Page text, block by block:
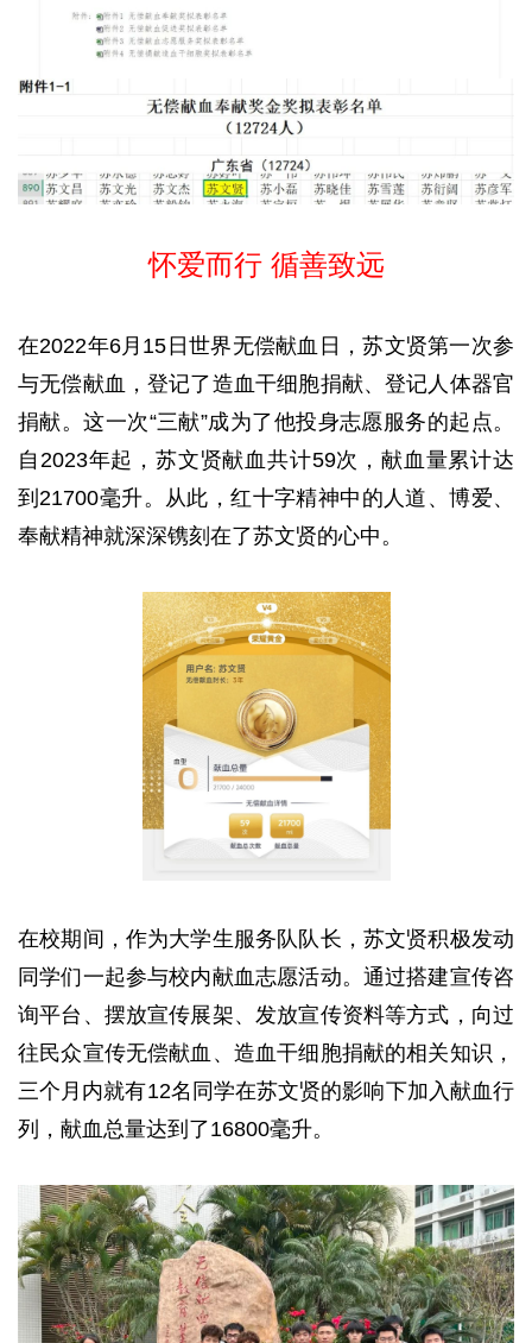
怀爱而行 循善致远
在2022年6月15日世界无偿献血日，苏文贤第一次参
与无偿献血，登记了造血干细胞捐献、登记人体器官
捐献。这一次“三献”成为了他投身志愿服务的起点。
自2023年起，苏文贤献血共计59次，献血量累计达
到21700毫升。从此，红十字精神中的人道、博爱、
奉献精神就深深镌刻在了苏文贤的心中。
在校期间，作为大学生服务队队长，苏文贤积极发动
同学们一起参与校内献血志愿活动。通过搭建宣传咨
询平台、摆放宣传展架、发放宣传资料等方式，向过
往民众宣传无偿献血、造血干细胞捐献的相关知识，
三个月内就有12名同学在苏文贤的影响下加入献血行
列，献血总量达到了16800毫升。